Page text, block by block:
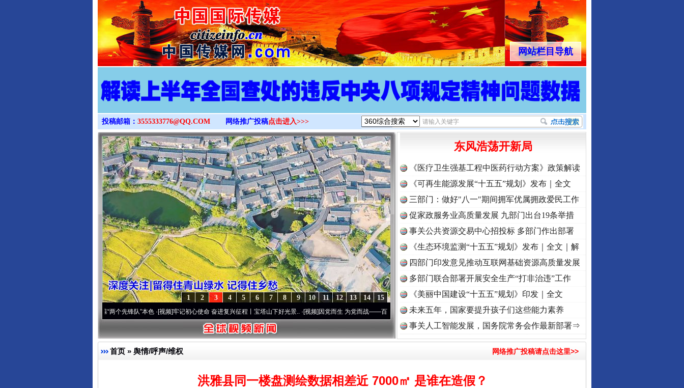
>
网站栏目导航
投稿邮箱： 3555333776@QQ.COM 网络推广投稿点击进入>>>
15
14
13
12
11
10
9
8
7
6
5
4
3
2
1
永葆“两个先锋队”本色·[视频]牢记初心使命 奋进复兴征程丨宝塔山下好光景..·[视频]因党而生 为党而战——百年“纪”事⑧加强纪律..·[视频]牢记初心使命 奋进复兴征程丨“转折之城”激荡..·[视频]
东风浩荡开新局
《医疗卫生强基工程中医药行动方案》政策解读
《可再生能源发展“十五五”规划》发布｜全文
三部门：做好"八一"期间拥军优属拥政爱民工作
促家政服务业高质量发展 九部门出台19条举措
事关公共资源交易中心招投标 多部门作出部署
《生态环境监测“十五五”规划》发布｜全文｜解
读
四部门印发意见推动互联网基础资源高质量发展
多部门联合部署开展安全生产“打非治违”工作
《美丽中国建设“十五五”规划》印发｜全文
未来五年，国家要提升孩子们这些能力素养
事关人工智能发展，国务院常务会作最新部署⇒
首页 » 舆情/呼声/维权 网络推广投稿请点击这里>>
洪雅县同一楼盘测绘数据相差近 7000㎡ 是谁在造假？